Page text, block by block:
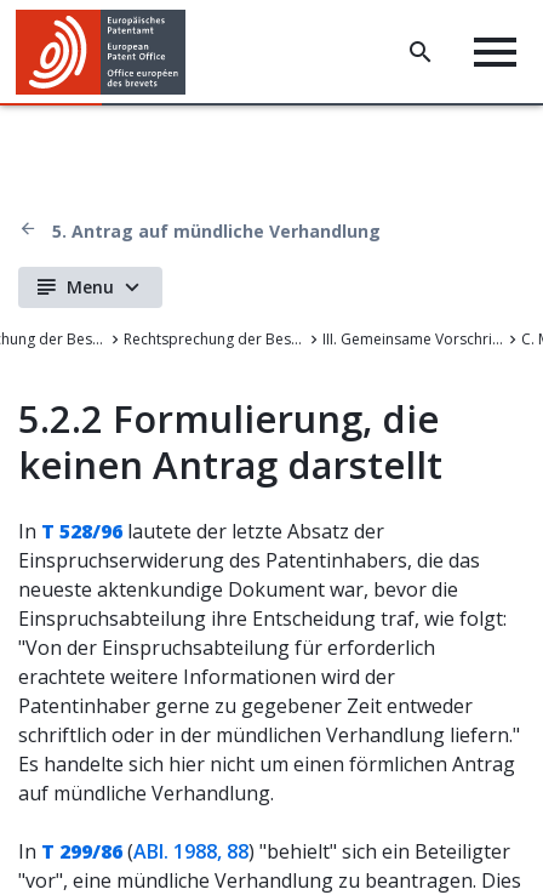
5. Antrag auf mündliche Verhandlung
Menu
Rechtsprechung der Beschwerdekammern des EPA Rechtsprechung der Beschwerdekammern des Europäischen Patentamts III. Gemeinsame Vorschriften für die Verfahren vor dem EPA C.
5.2.2 Formulierung, die
keinen Antrag darstellt
In T 528/96 lautete der letzte Absatz der
Einspruchserwiderung des Patentinhabers, die das
neueste aktenkundige Dokument war, bevor die
Einspruchsabteilung ihre Entscheidung traf, wie folgt:
"Von der Einspruchsabteilung für erforderlich
erachtete weitere Informationen wird der
Patentinhaber gerne zu gegebener Zeit entweder
schriftlich oder in der mündlichen Verhandlung liefern."
Es handelte sich hier nicht um einen förmlichen Antrag
auf mündliche Verhandlung.
In T 299/86(ABl. 1988, 88) "behielt" sich ein Beteiligter
"vor", eine mündliche Verhandlung zu beantragen. Dies